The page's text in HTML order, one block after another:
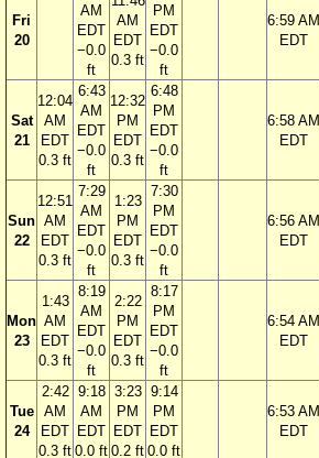
Fri
20
AM
EDT
−0.0
ft
AM
EDT
0.3 ft
PM
EDT
−0.0
ft
6:59 AM
EDT
Sat
21
12:04
AM
EDT
0.3 ft
6:43
AM
EDT
−0.0
ft
12:32
PM
EDT
0.3 ft
6:48
PM
EDT
−0.0
ft
6:58 AM
EDT
Sun
22
12:51
AM
EDT
0.3 ft
7:29
AM
EDT
−0.0
ft
1:23
PM
EDT
0.3 ft
7:30
PM
EDT
−0.0
ft
6:56 AM
EDT
Mon
23
1:43
AM
EDT
0.3 ft
8:19
AM
EDT
−0.0
ft
2:22
PM
EDT
0.3 ft
8:17
PM
EDT
−0.0
ft
6:54 AM
EDT
Tue
24
2:42
AM
EDT
0.3 ft
9:18
AM
EDT
0.0 ft
3:23
PM
EDT
0.2 ft
9:14
PM
EDT
0.0 ft
6:53 AM
EDT